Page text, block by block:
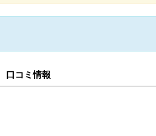
口コミ情報